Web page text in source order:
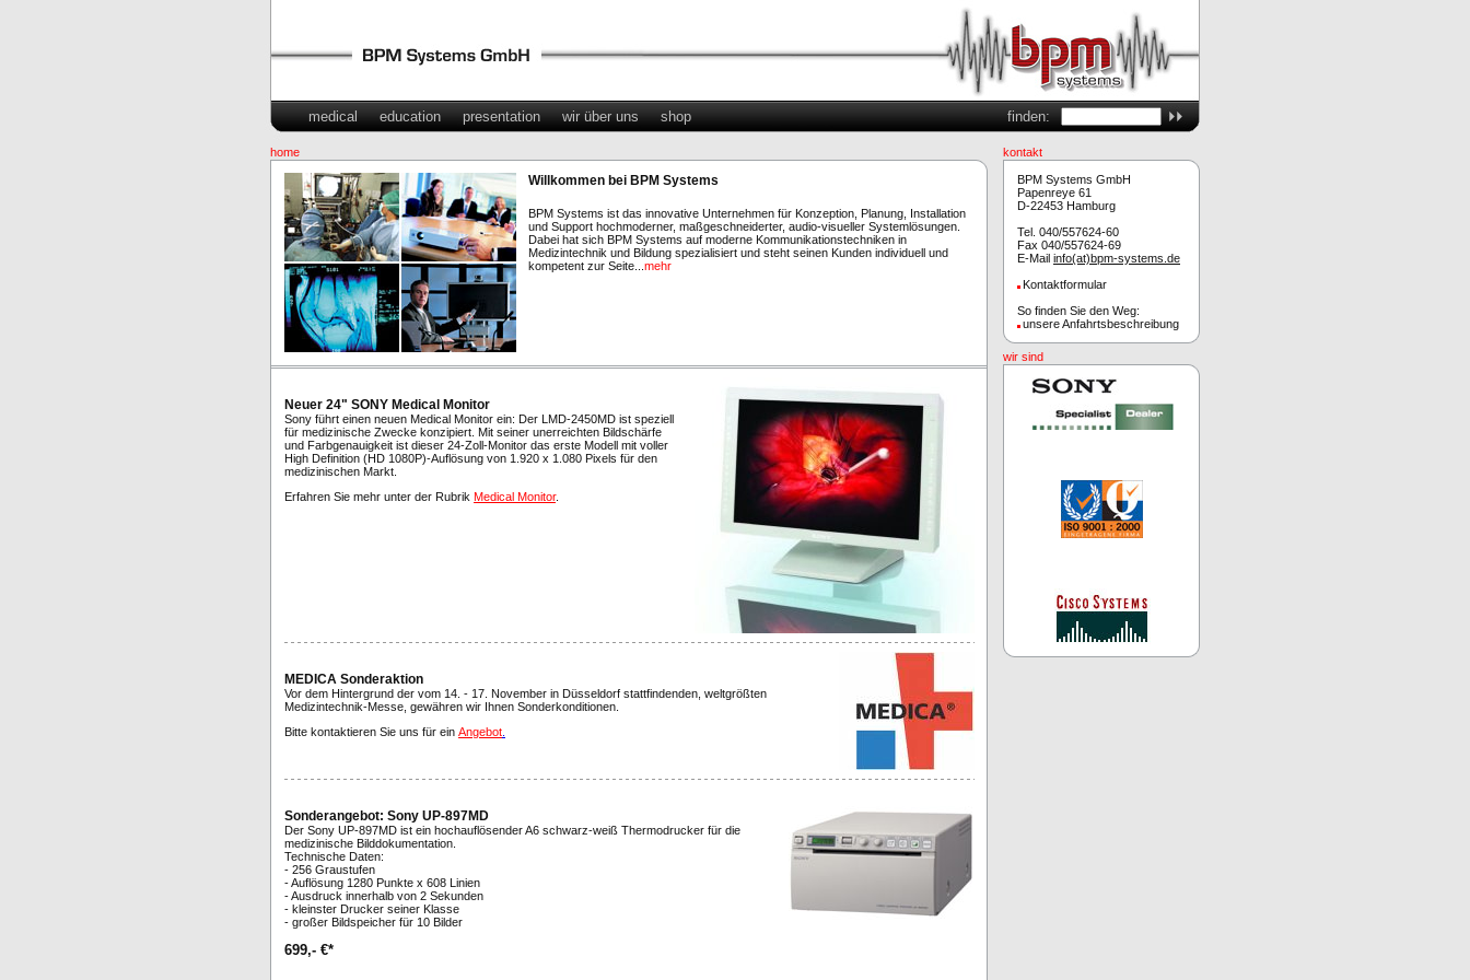
medical education presentation wir über uns shop finden:
home
Willkommen bei BPM Systems
BPM Systems ist das innovative Unternehmen für Konzeption, Planung, Installation
und Support hochmoderner, maßgeschneiderter, audio-visueller Systemlösungen.
Dabei hat sich BPM Systems auf moderne Kommunikationstechniken in
Medizintechnik und Bildung spezialisiert und steht seinen Kunden individuell und
kompetent zur Seite... mehr
Neuer 24" SONY Medical Monitor
Sony führt einen neuen Medical Monitor ein: Der LMD-2450MD ist speziell
für medizinische Zwecke konzipiert. Mit seiner unerreichten Bildschärfe
und Farbgenauigkeit ist dieser 24-Zoll-Monitor das erste Modell mit voller
High Definition (HD 1080P)-Auflösung von 1.920 x 1.080 Pixels für den
medizinischen Markt.
Erfahren Sie mehr unter der Rubrik Medical Monitor.
MEDICA Sonderaktion
Vor dem Hintergrund der vom 14. - 17. November in Düsseldorf stattfindenden, weltgrößten
Medizintechnik-Messe, gewähren wir Ihnen Sonderkonditionen.
Bitte kontaktieren Sie uns für ein Angebot
Sonderangebot: Sony UP-897MD
Der Sony UP-897MD ist ein hochauflösender A6 schwarz-weiß Thermodrucker für die
medizinische Bilddokumentation.
Technische Daten:
- 256 Graustufen
- Auflösung 1280 Punkte x 608 Linien
- Ausdruck innerhalb von 2 Sekunden
- kleinster Drucker seiner Klasse
- großer Bildspeicher für 10 Bilder
699,- €*
kontakt
BPM Systems GmbH
Papenreye 61
D-22453 Hamburg
Tel. 040/557624-60
Fax 040/557624-69
E-Mail info(at)bpm-systems.de
Kontaktformular
So finden Sie den Weg:
unsere Anfahrtsbeschreibung
wir sind